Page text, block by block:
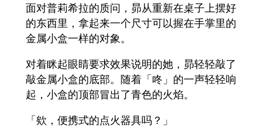
面对普莉希拉的质问，昴从重新在桌子上摆好
的东西里，拿起来一个尺寸可以握在手掌里的
金属小盒一样的对象。
对着眯起眼睛要求效果说明的她，昴轻轻敲了
敲金属小盒的底部。随着「咚」的一声轻轻响
起，小盒的顶部冒出了青色的火焰。
「欸，便携式的点火器具吗？」